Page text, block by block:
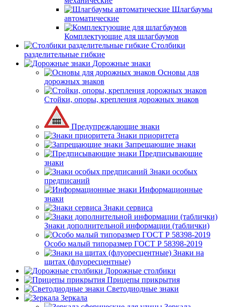
Шлагбаумы
автоматические
Комплектующие для шлагбаумов
Столбики
разделительные гибкие
Дорожные знаки
Основы для
дорожных знаков
Стойки, опоры, крепления дорожных знаков
Предупреждающие знаки
Знаки приоритета
Запрещающие знаки
Предписывающие
знаки
Знаки особых
предписаний
Информационные
знаки
Знаки сервиса
Знаки дополнительной информации (таблички)
Особо малый типоразмер ГОСТ Р 58398-2019
Знаки на
щитах (флуоресцентные)
Дорожные столбики
Прицепы прикрытия
Светодиодные знаки
Зеркала